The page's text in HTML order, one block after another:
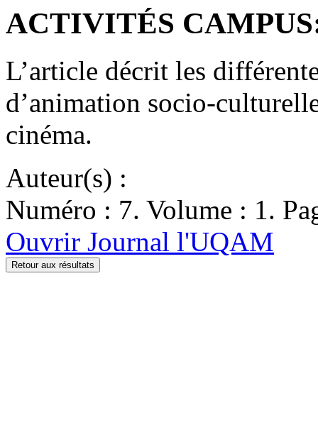
ACTIVITÉS
L’article décrit les
d’animation socio-
cinéma.
Auteur(s) :
Numéro : 7. Volume : 1.
Ouvrir Journal l'UQAM
Retour aux résultats